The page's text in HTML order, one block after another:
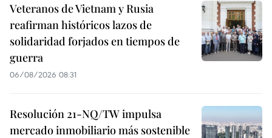
Veteranos de Vietnam y Rusia
reafirman históricos lazos de
solidaridad forjados en tiempos de
guerra
06/08/2026 08:31
Resolución 21-NQ/TW impulsa
mercado inmobiliario más sostenible